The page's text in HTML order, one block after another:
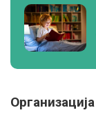
Организација